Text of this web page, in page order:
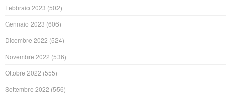
Febbraio 2023 (502)
Gennaio 2023 (606)
Dicembre 2022 (524)
Novembre 2022 (536)
Ottobre 2022 (555)
Settembre 2022 (556)